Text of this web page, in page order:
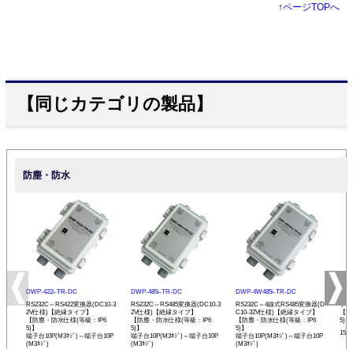
↑ページTOPへ
【同じカテゴリの製品】
防塵・防水
DWP-422i-TR-DC
RS232C⇔RS422変換器(DC10-3
2V仕様)【絶縁タイプ】
【防塵・防水仕様(等級：IP6
5)】
端子台10P(M3ﾈｼﾞ)⇔端子台10P
(M3ﾈｼﾞ)
DWP-485i-TR-DC
RS232C⇔RS485変換器(DC10-3
2V仕様)【絶縁タイプ】
【防塵・防水仕様(等級：IP6
5)】
端子台10P(M3ﾈｼﾞ)⇔端子台10P
(M3ﾈｼﾞ)
DWP-4W485i-TR-DC
RS232C⇔4線式RS485変換器(D
C10-32V仕様)【絶縁タイプ】
【防塵・防水仕様(等級：IP6
5)】
端子台10P(M3ﾈｼﾞ)⇔端子台10P
(M3ﾈｼﾞ)
ケ
【
5)】